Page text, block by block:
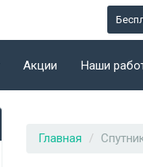
Акции Наши
Главная